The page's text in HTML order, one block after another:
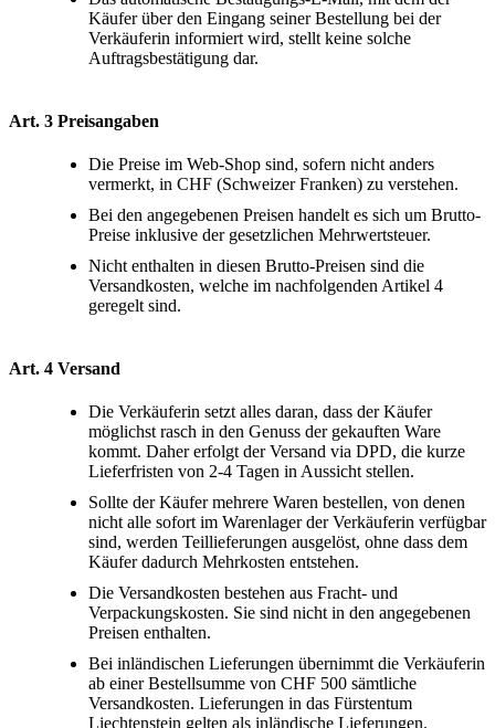
Käufer über den Eingang seiner Bestellung bei der
Verkäuferin informiert wird, stellt keine solche
Auftragsbestätigung dar.
Art. 3 Preisangaben
Die Preise im Web-Shop sind, sofern nicht anders
vermerkt, in CHF (Schweizer Franken) zu verstehen.
Bei den angegebenen Preisen handelt es sich um Brutto-
Preise inklusive der gesetzlichen Mehrwertsteuer.
Nicht enthalten in diesen Brutto-Preisen sind die
Versandkosten, welche im nachfolgenden Artikel 4
geregelt sind.
Art. 4 Versand
Die Verkäuferin setzt alles daran, dass der Käufer
möglichst rasch in den Genuss der gekauften Ware
kommt. Daher erfolgt der Versand via DPD, die kurze
Lieferfristen von 2-4 Tagen in Aussicht stellen.
Sollte der Käufer mehrere Waren bestellen, von denen
nicht alle sofort im Warenlager der Verkäuferin verfügbar
sind, werden Teillieferungen ausgelöst, ohne dass dem
Käufer dadurch Mehrkosten entstehen.
Die Versandkosten bestehen aus Fracht- und
Verpackungskosten. Sie sind nicht in den angegebenen
Preisen enthalten.
Bei inländischen Lieferungen übernimmt die Verkäuferin
ab einer Bestellsumme von CHF 500 sämtliche
Versandkosten. Lieferungen in das Fürstentum
Liechtenstein gelten als inländische Lieferungen.